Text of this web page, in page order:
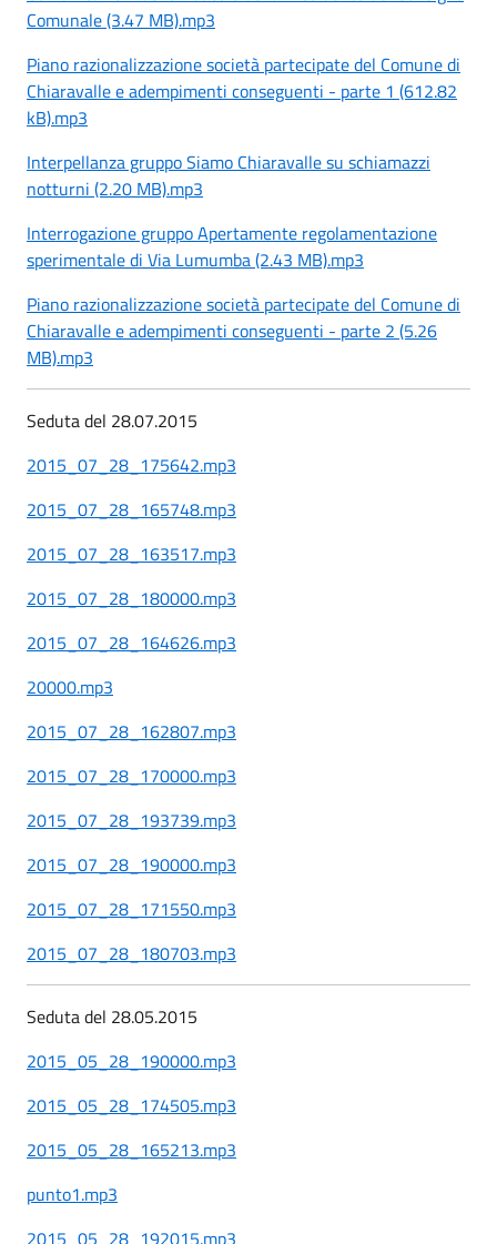
Comunale (3.47 MB).mp3
Piano razionalizzazione società partecipate del Comune di
Chiaravalle e adempimenti conseguenti - parte 1 (612.82
kB).mp3
Interpellanza gruppo Siamo Chiaravalle su schiamazzi
notturni (2.20 MB).mp3
Interrogazione gruppo Apertamente regolamentazione
sperimentale di Via Lumumba (2.43 MB).mp3
Piano razionalizzazione società partecipate del Comune di
Chiaravalle e adempimenti conseguenti - parte 2 (5.26
MB).mp3
Seduta del 28.07.2015
2015_07_28_175642.mp3
2015_07_28_165748.mp3
2015_07_28_163517.mp3
2015_07_28_180000.mp3
2015_07_28_164626.mp3
20000.mp3
2015_07_28_162807.mp3
2015_07_28_170000.mp3
2015_07_28_193739.mp3
2015_07_28_190000.mp3
2015_07_28_171550.mp3
2015_07_28_180703.mp3
Seduta del 28.05.2015
2015_05_28_190000.mp3
2015_05_28_174505.mp3
2015_05_28_165213.mp3
punto1.mp3
2015_05_28_192015.mp3